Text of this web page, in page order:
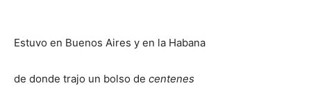
Estuvo en Buenos Aires y en la Habana
de donde trajo un bolso de centenes